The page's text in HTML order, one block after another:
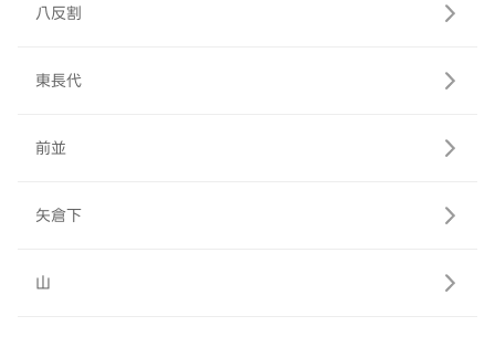
八反割
東長代
前並
矢倉下
山